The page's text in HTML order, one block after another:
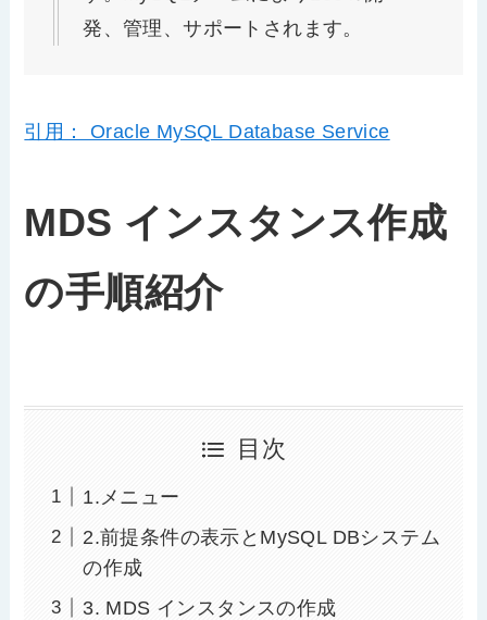
発、管理、サポートされます。
引用： Oracle MySQL Database Service
MDS インスタンス作成
の手順紹介
目次
1.メニュー
2.前提条件の表示とMySQL DBシステム
の作成
3. MDS インスタンスの作成